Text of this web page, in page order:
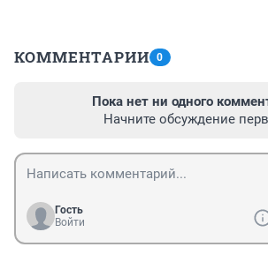
КОММЕНТАРИИ 0
Пока нет ни одного
Начните обсуждение
Гость
Войти